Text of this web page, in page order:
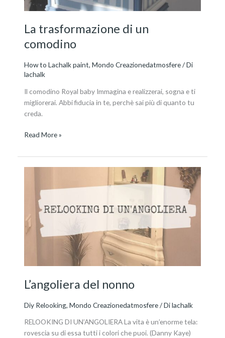
La trasformazione di un
comodino
How to Lachalk paint,Mondo Creazionedatmosfere/ Di
lachalk
Il comodino Royal baby Immagina e realizzerai, sogna e ti
migliorerai. Abbi fiducia in te, perchè sai più di quanto tu
creda.
Read More »
L’angoliera del nonno
Diy Relooking,Mondo Creazionedatmosfere/ Dilachalk
RELOOKING DI UN’ANGOLIERA La vita è un’enorme tela:
rovescia su di essa tutti i colori che puoi. (Danny Kaye)
nonno